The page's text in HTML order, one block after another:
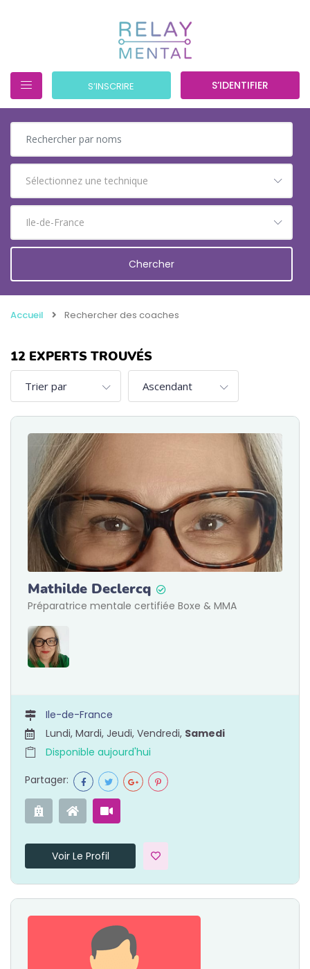
S’INSCRIRE S’IDENTIFIER
Accueil Rechercher des coaches
12 EXPERTS TROUVÉS
Mathilde Declercq
Préparatrice mentale certifiée Boxe & MMA
Ile-de-France
Lundi, Mardi, Jeudi, Vendredi, Samedi
Disponible aujourd'hui
Partager:
Voir Le Profil